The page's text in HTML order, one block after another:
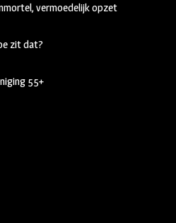
vermoedelijk opzet
zit dat?
55+